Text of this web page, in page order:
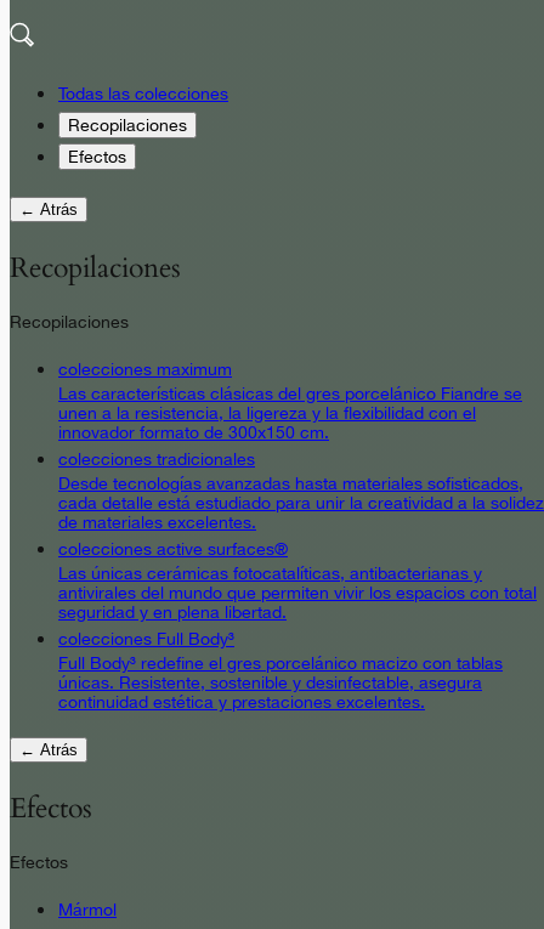
Todas las colecciones
Recopilaciones
Efectos
← Atrás
Recopilaciones
Recopilaciones
colecciones maximum
Las características clásicas del gres porcelánico Fiandre se
unen a la resistencia, la ligereza y la flexibilidad con el
innovador formato de 300x150 cm.
colecciones tradicionales
Desde tecnologías avanzadas hasta materiales sofisticados,
cada detalle está estudiado para unir la creatividad a la solidez
de materiales excelentes.
colecciones active surfaces®
Las únicas cerámicas fotocatalíticas, antibacterianas y
antivirales del mundo que permiten vivir los espacios con total
seguridad y en plena libertad.
colecciones Full Body³
Full Body³ redefine el gres porcelánico macizo con tablas
únicas. Resistente, sostenible y desinfectable, asegura
continuidad estética y prestaciones excelentes.
← Atrás
Efectos
Efectos
Mármol